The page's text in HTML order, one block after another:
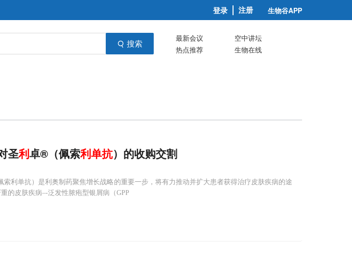
登录 注册 生物谷APP
搜索 最新会议
空中讲坛
热点推荐
生物在线
圣利卓®（佩索利单抗）的收购交割
索利单抗）是利奥制药聚焦增长战略的重要一步，将有力推动并扩大患者获得治疗皮肤疾病的途
的皮肤疾病–-泛发性脓疱型银屑病（GPP